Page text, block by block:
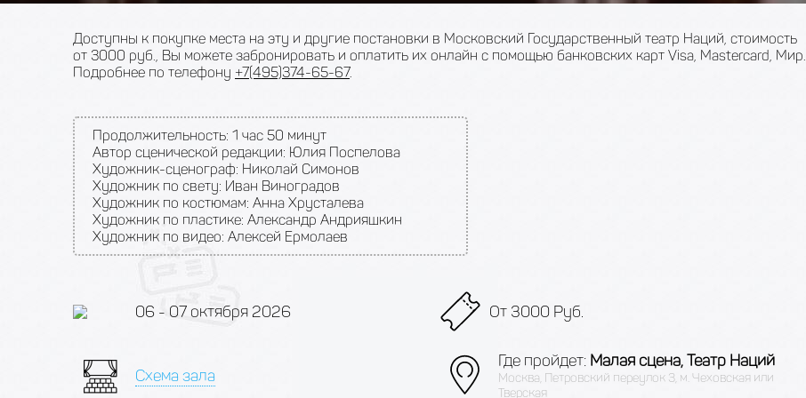
Доступны к покупке места на эту и другие постановки в Московский Государственный театр Наций, стоимость
от 3000 руб., Вы можете забронировать и оплатить их онлайн с помощью банковских карт Visa, Mastercard, Мир.
Подробнее по телефону +7(495)374-65-67.
Продолжительность: 1 час 50 минут
Автор сценической редакции: Юлия Поспелова
Художник-сценограф: Николай Симонов
Художник по свету: Иван Виноградов
Художник по костюмам: Анна Хрусталева
Художник по пластике: Александр Андрияшкин
Художник по видео: Алексей Ермолаев
06 - 07 октября 2026 От 3000 Руб.
Схема зала
Где пройдет: Малая сцена, Театр Наций
Москва, Петровский переулок 3, м. Чеховская или
Тверская